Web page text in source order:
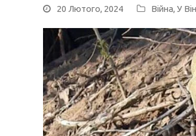
20 Лютого, 2024 Війна, У